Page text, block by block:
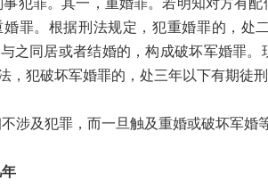
罪。其一，重婚罪。若明知对方有配
罪。根据刑法规定，犯重婚罪的，处
之同居或者结婚的，构成破坏军婚罪
，犯破坏军婚罪的，处三年以下有期徒刑
及犯罪，而一旦触及重婚或破坏军婚等